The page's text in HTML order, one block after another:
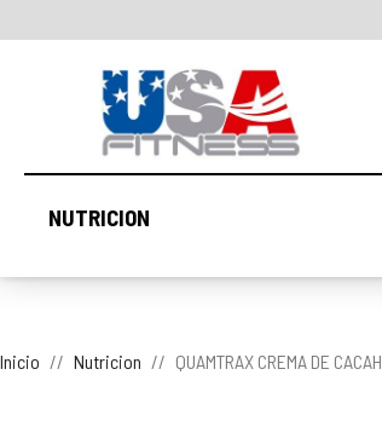
NUTRICION
Inicio Nutricion QUAMTRAX CREMA DE